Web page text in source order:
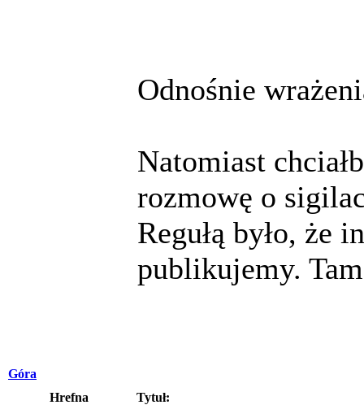
Odnośnie
Natomiast
rozmowę o
Regułą było, że
publikujemy.
Góra
Hrefna
Tytuł: